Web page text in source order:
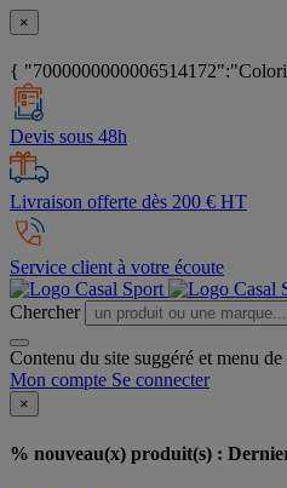
×
{
Devis sous 48h
Livraison offerte dès 200 € HT
Service client à votre écoute
Chercher
Contenu du site suggéré et menu
Mon compte Se connecter
×
% nouveau(x) produit(s) :